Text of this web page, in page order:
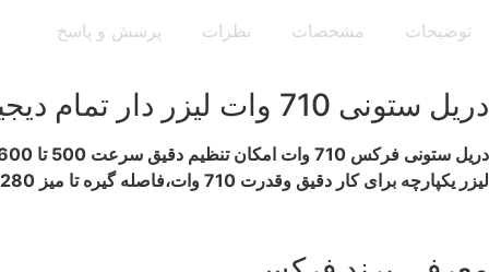
توضیحات مشخصات نظرات پرسش و پاسخ
دریل ستونی 710 وات لیزر دار تمام دیجیتالی فرکس استرالیا
دریل ستونی فرکس 710 وات امکان تنظیم دقیق سرعت 500 تا 2600 دور در دقیقه از طریق نمایشگر دیجیتال را فراهم کرده است.
لیزر یکپارچه برای کار دقیق وقدرت 710 وات،فاصله گیره تا میز 280میلی متر،صفحه 305*320 میلی متری.